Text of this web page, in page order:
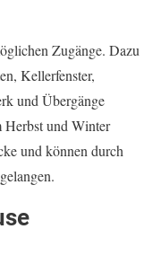
Zugänge. Dazu
Kellerfenster,
und Übergänge
Herbst und Winter
und können durch